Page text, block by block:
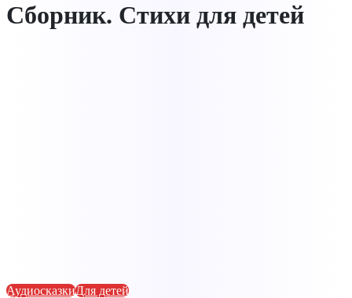
Сборник. Стихи для детей
АудиосказкиДля детей